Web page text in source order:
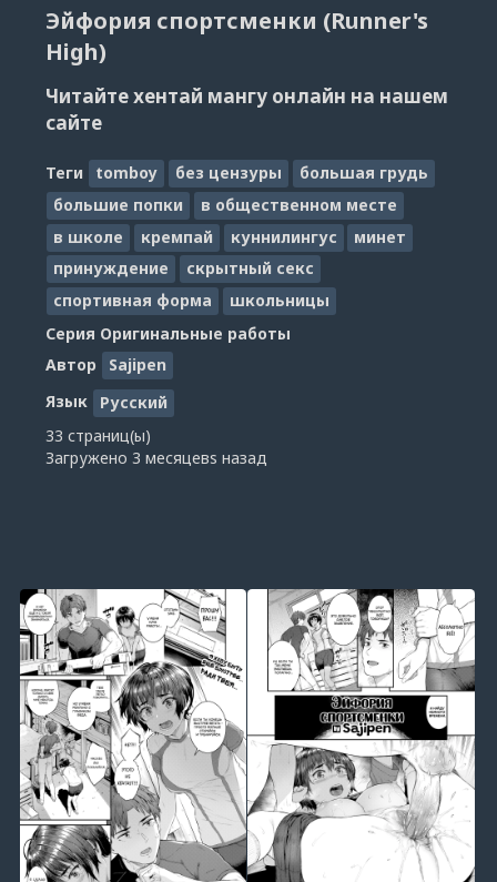
Эйфория спортсменки (Runner's
High)
Читайте хентай мангу онлайн на нашем
сайте
Теги tomboy без цензуры
большая грудь
большие попки
в общественном месте
в школе
кремпай куннилингус
минет
принуждение
скрытный секс
спортивная форма
школьницы
Серия Оригинальные работы
Автор
Sajipen
Язык
Русский
33 страниц(ы)
Загружено 3 месяцевs назад